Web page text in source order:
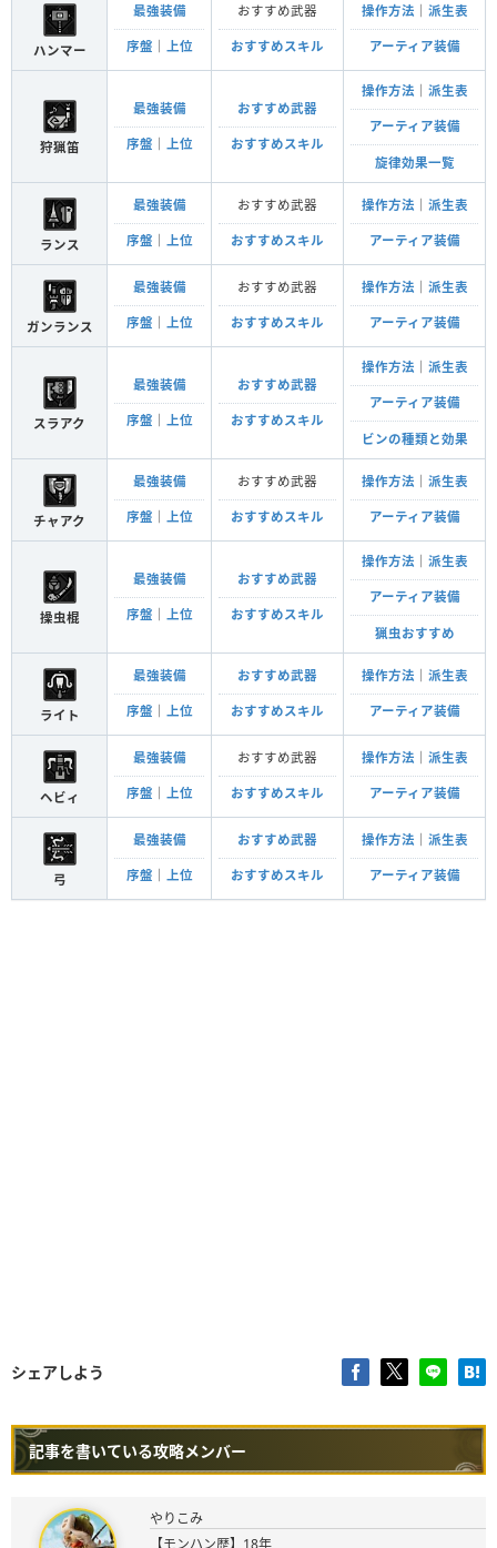
ハンマー
最強装備
序盤 上位
おすすめ武器
おすすめスキル
操作方法 派生表
アーティア装備
狩猟笛
最強装備
序盤 上位
おすすめ武器
おすすめスキル
操作方法 派生表
アーティア装備
旋律効果一覧
ランス
最強装備
序盤 上位
おすすめ武器
おすすめスキル
操作方法 派生表
アーティア装備
ガンランス
最強装備
序盤 上位
おすすめ武器
おすすめスキル
操作方法 派生表
アーティア装備
スラアク
最強装備
序盤 上位
おすすめ武器
おすすめスキル
操作方法 派生表
アーティア装備
ビンの種類と効果
チャアク
最強装備
序盤 上位
おすすめ武器
おすすめスキル
操作方法 派生表
アーティア装備
操虫棍
最強装備
序盤 上位
おすすめ武器
おすすめスキル
操作方法 派生表
アーティア装備
猟虫おすすめ
ライト
最強装備
序盤 上位
おすすめ武器
おすすめスキル
操作方法 派生表
アーティア装備
ヘビィ
最強装備
序盤 上位
おすすめ武器
おすすめスキル
操作方法 派生表
アーティア装備
弓
最強装備
序盤 上位
おすすめ武器
おすすめスキル
操作方法 派生表
アーティア装備
シェアしよう
記事を書いている攻略メンバー
やりこみ